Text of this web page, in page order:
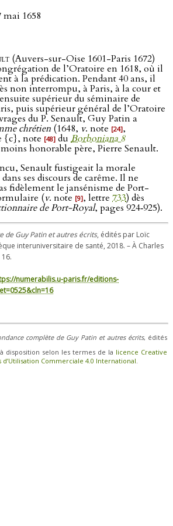
mai 1658
(Auvers-sur-Oise 1601-Paris 1672)
de l’Oratoire en 1618, où il
à la prédication. Pendant 40 ans, il
non interrompu, à Paris, à la cour et
supérieur du séminaire de
puis supérieur général de l’Oratoire
du P. Senault, Guy Patin a
chrétien (1648, v. note [24],
{c}, note [48] du Borboniana 8
honorable père, Pierre Senault.
Senault fustigeait la morale
ses discours de carême. Il ne
fidèlement le jansénisme de Port-
(v. note [9], lettre 733) dès
de Port-Royal, pages 924‑925).
de Guy Patin et autres écrits, édités par Loïc
interuniversitaire de santé, 2018. – À Charles
numerabilis.u-paris.fr/editions-
complète de Guy Patin et autres écrits, édités
disposition selon les termes de la licence Creative
Commerciale 4.0 International.